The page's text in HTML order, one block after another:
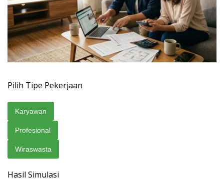
Pilih Tipe Pekerjaan
Karyawan
Profesional
Wiraswasta
Hasil Simulasi